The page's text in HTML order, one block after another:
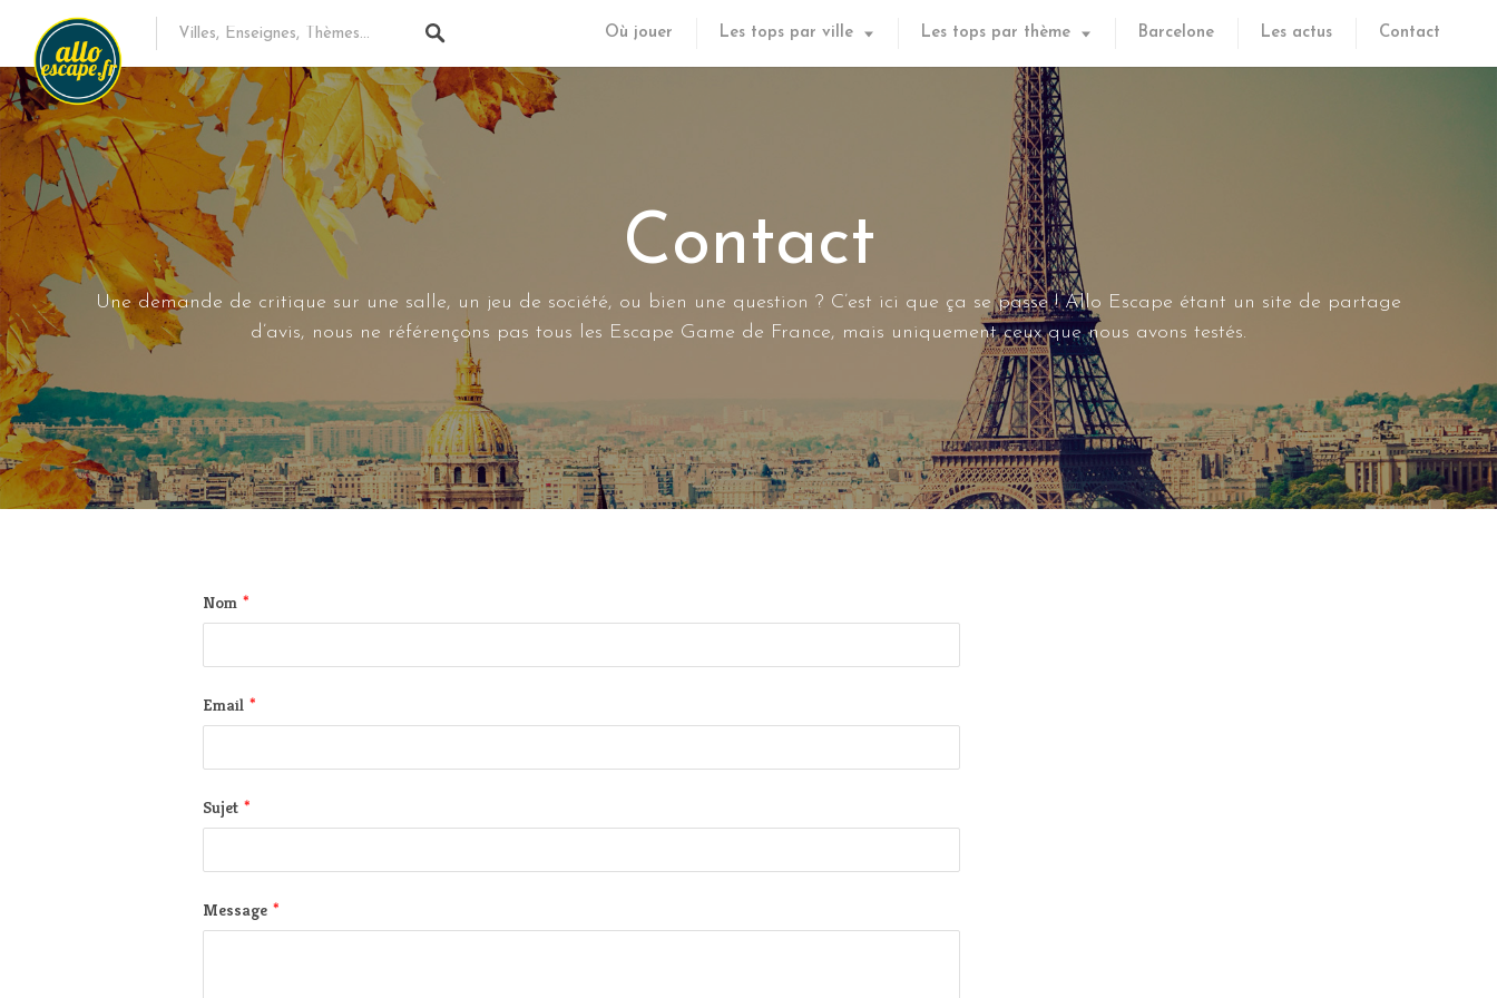
Où jouer Les tops par ville Les tops par thème Barcelone Les actus Contact
Contact
Une demande de critique sur une salle, un jeu de société, ou bien une question ? C’est ici que ça se passe ! Allo Escape étant un site de partage
d’avis, nous ne référençons pas tous les Escape Game de France, mais uniquement ceux que nous avons testés.
Nom *
Email *
Sujet *
Message *